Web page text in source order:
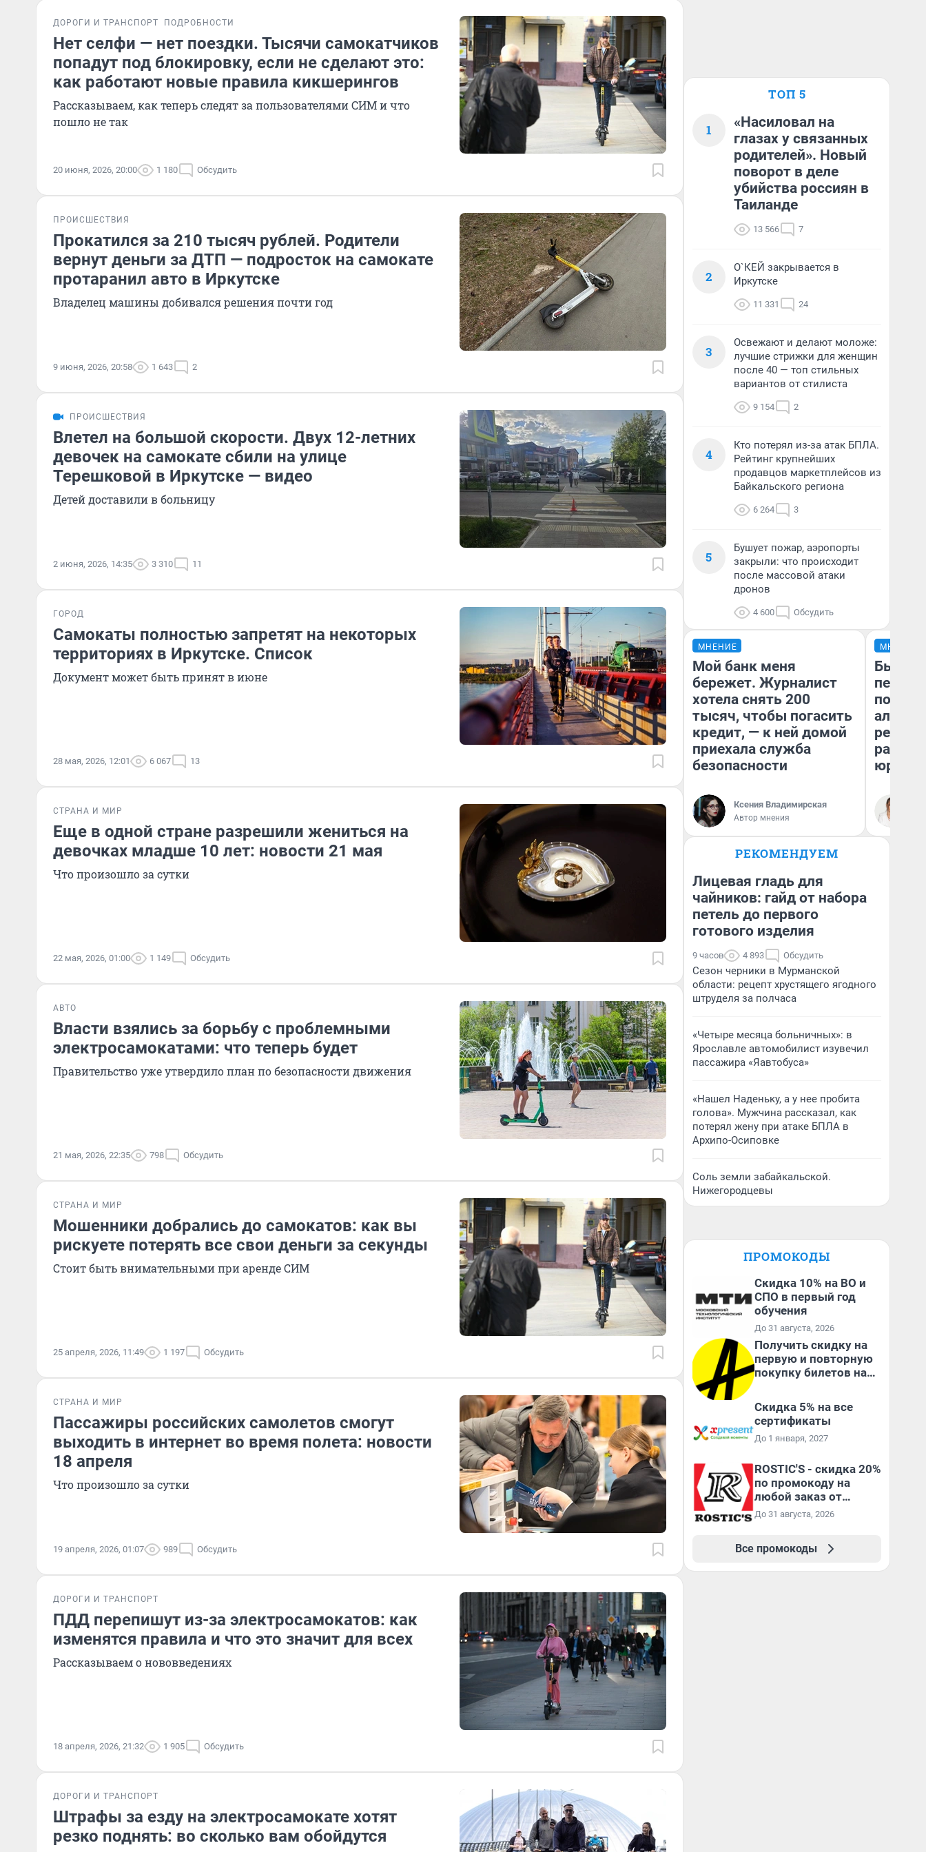
ДОРОГИ И ТРАНСПОРТ ПОДРОБНОСТИ
Нет селфи — нет поездки. Тысячи самокатчиков
попадут под блокировку, если не сделают это:
как работают новые правила кикшерингов
Рассказываем, как теперь следят за пользователями СИМ и что
пошло не так
20 июня, 2026, 20:00 1 180 Обсудить
ПРОИСШЕСТВИЯ
Прокатился за 210 тысяч рублей. Родители
вернут деньги за ДТП — подросток на самокате
протаранил авто в Иркутске
Владелец машины добивался решения почти год
9 июня, 2026, 20:58 1 643 2
ПРОИСШЕСТВИЯ
Влетел на большой скорости. Двух 12-летних
девочек на самокате сбили на улице
Терешковой в Иркутске — видео
Детей доставили в больницу
2 июня, 2026, 14:35 3 310 11
ГОРОД
Самокаты полностью запретят на некоторых
территориях в Иркутске. Список
Документ может быть принят в июне
28 мая, 2026, 12:01 6 067 13
СТРАНА И МИР
Еще в одной стране разрешили жениться на
девочках младше 10 лет: новости 21 мая
Что произошло за сутки
22 мая, 2026, 01:00 1 149 Обсудить
АВТО
Власти взялись за борьбу с проблемными
электросамокатами: что теперь будет
Правительство уже утвердило план по безопасности движения
21 мая, 2026, 22:35 798 Обсудить
СТРАНА И МИР
Мошенники добрались до самокатов: как вы
рискуете потерять все свои деньги за секунды
Стоит быть внимательными при аренде СИМ
25 апреля, 2026, 11:49 1 197 Обсудить
СТРАНА И МИР
Пассажиры российских самолетов смогут
выходить в интернет во время полета: новости
18 апреля
Что произошло за сутки
19 апреля, 2026, 01:07 989 Обсудить
ДОРОГИ И ТРАНСПОРТ
ПДД перепишут из-за электросамокатов: как
изменятся правила и что это значит для всех
Рассказываем о нововведениях
18 апреля, 2026, 21:32 1 905 Обсудить
ДОРОГИ И ТРАНСПОРТ
Штрафы за езду на электросамокате хотят
резко поднять: во сколько вам обойдутся
ТОП 5
1
«Насиловал на
глазах у связанных
родителей». Новый
поворот в деле
убийства россиян в
Таиланде
13 566 7
2
О`КЕЙ закрывается в
Иркутске
11 331 24
3
Освежают и делают моложе:
лучшие стрижки для женщин
после 40 — топ стильных
вариантов от стилиста
9 154 2
4
Кто потерял из-за атак БПЛА.
Рейтинг крупнейших
продавцов маркетплейсов из
Байкальского региона
6 264 3
5
Бушует пожар, аэропорты
закрыли: что происходит
после массовой атаки
дронов
4 600 Обсудить
МНЕНИЕ
Мой банк меня
бережет. Журналист
хотела снять 200
тысяч, чтобы погасить
кредит, — к ней домой
приехала служба
безопасности
Ксения Владимирская
Автор мнения
МНЕНИЕ
Был
разбор
юриста
РЕКОМЕНДУЕМ
Лицевая гладь для
чайников: гайд от набора
петель до первого
готового изделия
9 часов 4 893 Обсудить
Сезон черники в Мурманской
области: рецепт хрустящего ягодного
штруделя за полчаса
«Четыре месяца больничных»: в
Ярославле автомобилист изувечил
пассажира «Яавтобуса»
«Нашел Наденьку, а у нее пробита
голова». Мужчина рассказал, как
потерял жену при атаке БПЛА в
Архипо-Осиповке
Соль земли забайкальской.
Нижегородцевы
ПРОМОКОДЫ
Скидка 10% на ВО и
СПО в первый год
обучения
До 31 августа, 2026
Получить скидку на
первую и повторную
покупку билетов на
Скидка 5% на все
сертификаты
До 1 января, 2027
ROSTIC'S - скидка 20%
по промокоду на
любой заказ от
3199₽!
До 31 августа, 2026
Все промокоды